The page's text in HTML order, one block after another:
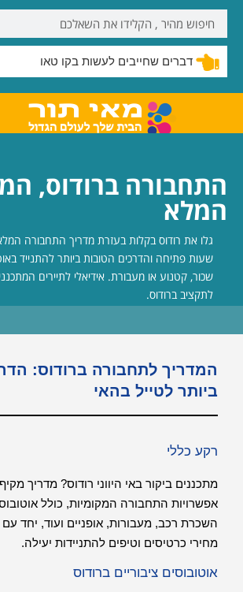
דברים שחייבים לעשות בקו טאו
התחבורה ברודוס,
המלא
גלו את רודוס בקלות בעזרת מדריך התחבורה
שעות פתיחה והדרכים הטובות ביותר להתנייד
שכור, קטנוע או מעבורת. אידיאלי לתיירים
לתקציב ברודוס.
המדריך לתחבורה ברודוס:
ביותר לטייל בהאי
רקע כללי
מתכננים ביקור באי היווני רודוס? מדריך
אפשרויות התחבורה המקומיות, כולל
השכרת רכב, מעבורות, אופניים ועוד, יחד
מחירי כרטיסים וטיפים להתניידות יעילה.
אוטובוסים ציבוריים ברודוס